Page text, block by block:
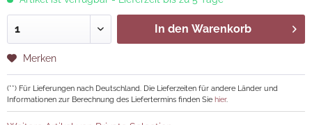
In den Warenkorb
Merken
(**) Für Lieferungen nach Deutschland. Die Lieferzeiten für andere Länder und
Informationen zur Berechnung des Liefertermins finden Sie hier.